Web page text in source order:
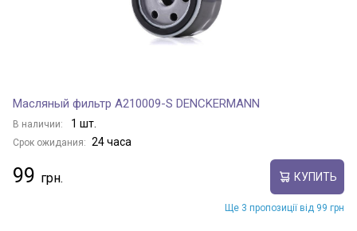
Масляный фильтр A210009-S DENCKERMANN
В наличии: 1 шт.
Срок ожидания: 24 часа
99 КУПИТЬ
Ще 3 пропозиції від 99 грн